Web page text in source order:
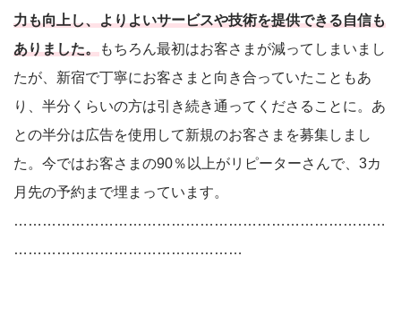
力も向上し、よりよいサービスや技術を提供できる自信も
ありました。もちろん最初はお客さまが減ってしまいまし
たが、新宿で丁寧にお客さまと向き合っていたこともあ
り、半分くらいの方は引き続き通ってくださることに。あ
との半分は広告を使用して新規のお客さまを募集しまし
た。今ではお客さまの90％以上がリピーターさんで、3カ
月先の予約まで埋まっています。
……………………………………………………………………
…………………………………………